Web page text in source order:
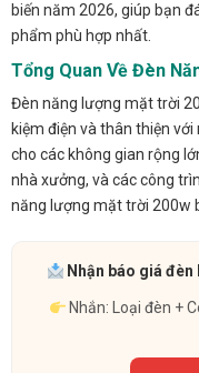
biến năm 2026, giúp bạn
phẩm phù hợp nhất.
Tổng Quan Về Đèn
Đèn năng lượng mặt trời
kiệm điện và thân thiện
cho các không gian rộng
nhà xưởng, và các công
năng lượng mặt trời 200w
Nhận báo giá
Nhắn: Loại đèn +